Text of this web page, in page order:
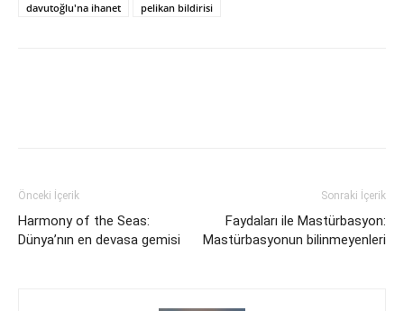
davutoğlu'na ihanet
pelikan bildirisi
Önceki İçerik
Harmony of the Seas:
Dünya’nın en devasa gemisi
Sonraki İçerik
Faydaları ile Mastürbasyon:
Mastürbasyonun bilinmeyenleri